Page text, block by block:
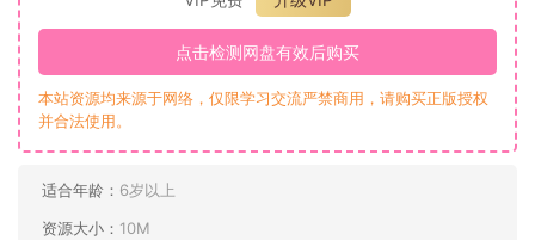
点击检测网盘有效后购买
本站资源均来源于网络，仅限学习交流严禁商用，请购买正版授权
并合法使用。
适合年龄： 6岁以上
资源大小： 10M